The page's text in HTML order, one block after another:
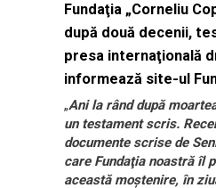
Fundaţia „Corneliu
după două decenii,
presa internaţională
informează site-ul
„Ani la rând după
un testament scris.
documente scrise de
care Fundaţia noastră îl
această moştenire, în